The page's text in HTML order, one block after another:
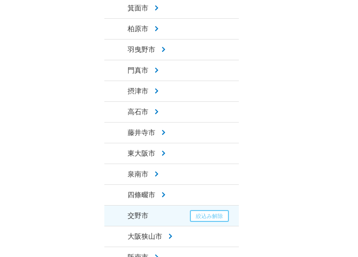
箕面市
柏原市
羽曳野市
門真市
摂津市
高石市
藤井寺市
東大阪市
泉南市
四條畷市
交野市
大阪狭山市